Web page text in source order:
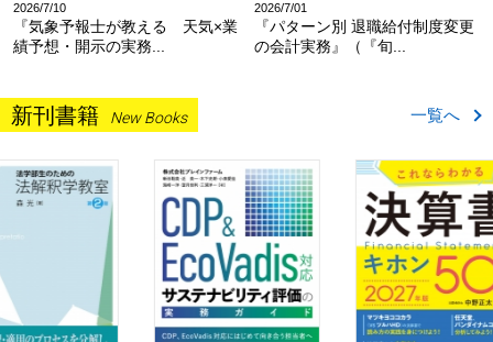
2026/7/10
『気象予報士が教える 天気×業
績予想・開示の実務...
2026/7/01
『パターン別 退職給付制度変更
の会計実務』（『旬...
新刊書籍 New Books 一覧へ